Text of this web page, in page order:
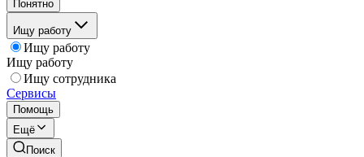
Понятно
Ищу работу
Ищу работу
Ищу работу
Ищу сотрудника
Сервисы
Помощь
Ещё
Поиск